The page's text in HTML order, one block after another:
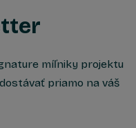
míľniky projektu
priamo na váš